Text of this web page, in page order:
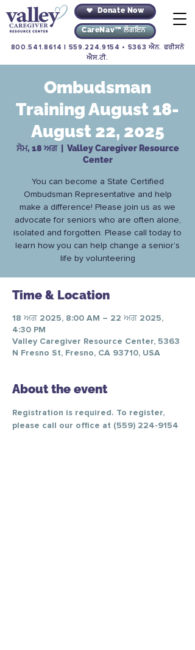
Donate Now
CareNav™ ਲੌਗਇਨ
800.541.8614 559.224.9154 • 5363 ਐਨ. ਫਰੀਸਨੋ
ਐਸ.ਟੀ.
Ombudsman
Training August 18-
August 22, 2025
ਸੋਮ, 18 ਅਗ
  |
Valley Caregiver Resource
Center
You can become a State Certified
Ombudsman Representative and help
make a difference! Please join us as we
advocate for seniors who are often alone,
isolated and forgotten. Please call today to
learn how you can help change a senior’s
life by volunteering
Time & Location
18 ਅਗ 2025, 8:00 AM – 22 ਅਗ 2025,
4:30 PM
Valley Caregiver Resource Center, 5363
N Fresno St, Fresno, CA 93710, USA
About the event
Registration is required. To register,
please call our office at (559) 224-9154